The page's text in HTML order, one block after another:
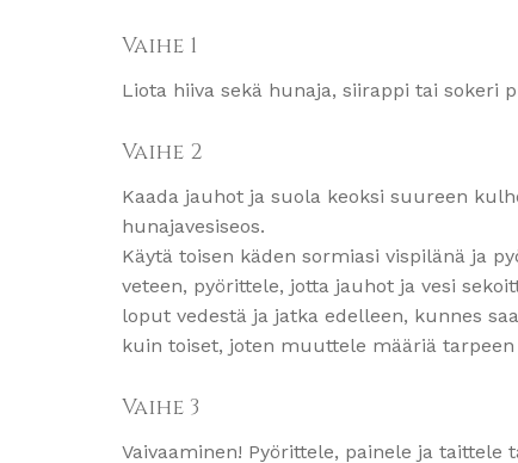
Vaihe 1
Liota hiiva sekä hunaja, siirappi tai sokeri
Vaihe 2
Kaada jauhot ja suola keoksi suureen
hunajavesiseos.
Käytä toisen käden sormiasi vispilänä ja
veteen, pyörittele, jotta jauhot ja vesi
loput vedestä ja jatka edelleen, kunnes
kuin toiset, joten muuttele määriä tarpeen
Vaihe 3
Vaivaaminen! Pyörittele, painele ja